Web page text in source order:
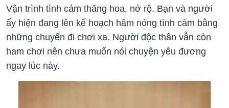
Vận trình tình cảm thăng hoa, nở rộ. Bạn và người
ấy hiện đang lên kế hoạch hâm nóng tình cảm bằng
những chuyến đi chơi xa. Người độc thân vẫn còn
ham chơi nên chưa muốn nói chuyện yêu đương
ngay lúc này.